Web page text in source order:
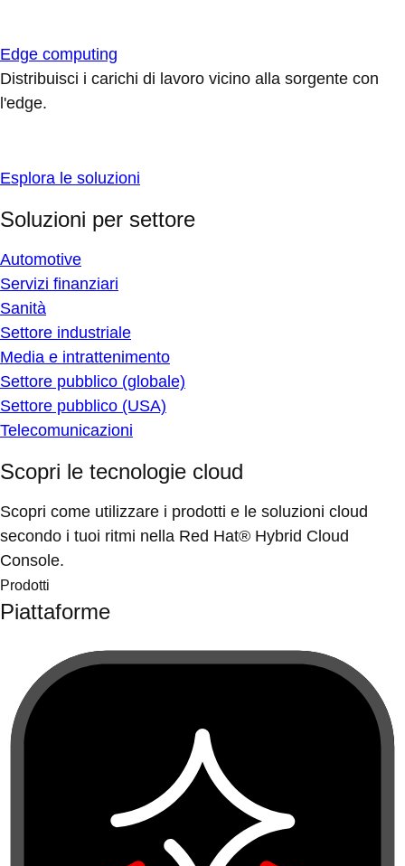
Edge computing
Distribuisci i carichi di lavoro vicino alla sorgente con
l'edge.
Esplora le soluzioni
Soluzioni per settore
Automotive
Servizi finanziari
Sanità
Settore industriale
Media e intrattenimento
Settore pubblico (globale)
Settore pubblico (USA)
Telecomunicazioni
Scopri le tecnologie cloud
Scopri come utilizzare i prodotti e le soluzioni cloud
secondo i tuoi ritmi nella Red Hat® Hybrid Cloud
Console.
Prodotti
Piattaforme